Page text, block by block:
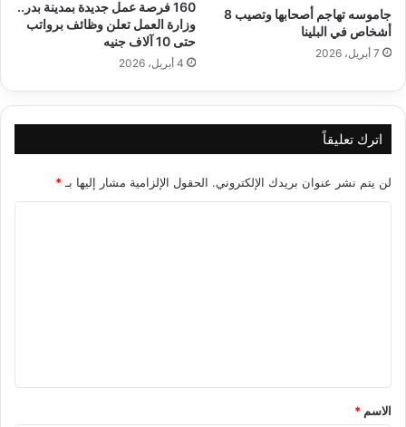
جاموسه تهاجم أصحابها وتصيب 8
أشخاص في البلينا
7 أبريل، 2026
160 فرصة عمل جديدة بمدينة بدر..
وزارة العمل تعلن وظائف برواتب
حتى 10 آلاف جنيه
4 أبريل، 2026
اترك تعليقاً
لن يتم نشر عنوان بريدك الإلكتروني. الحقول الإلزامية مشار إليها بـ *
*
الاسم *